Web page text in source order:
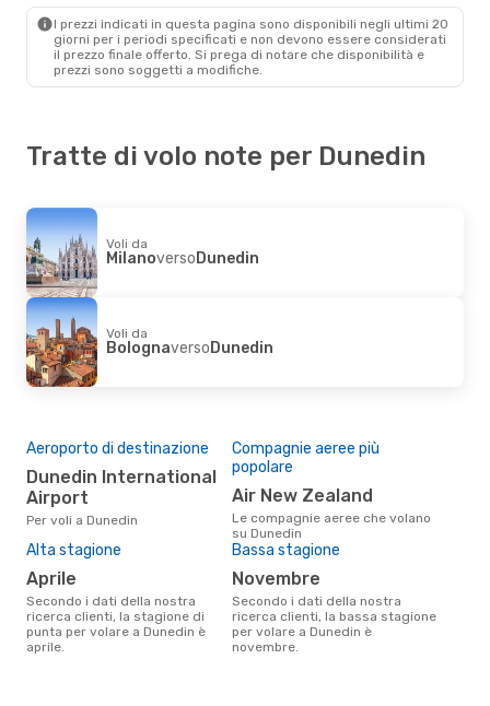
I prezzi indicati in questa pagina sono disponibili negli ultimi 20
giorni per i periodi specificati e non devono essere considerati
il ​​prezzo finale offerto. Si prega di notare che disponibilità e
prezzi sono soggetti a modifiche.
Tratte di volo note per Dunedin
Voli da
MilanoversoDunedin
Voli da
BolognaversoDunedin
Aeroporto di destinazione
Dunedin International
Airport
Per voli a Dunedin
Compagnie aeree più
popolare
Air New Zealand
Le compagnie aeree che volano
su Dunedin
Alta stagione
aprile
Secondo i dati della nostra
ricerca clienti, la stagione di
punta per volare a Dunedin è
aprile.
Bassa stagione
novembre
Secondo i dati della nostra
ricerca clienti, la bassa stagione
per volare a Dunedin è
novembre.